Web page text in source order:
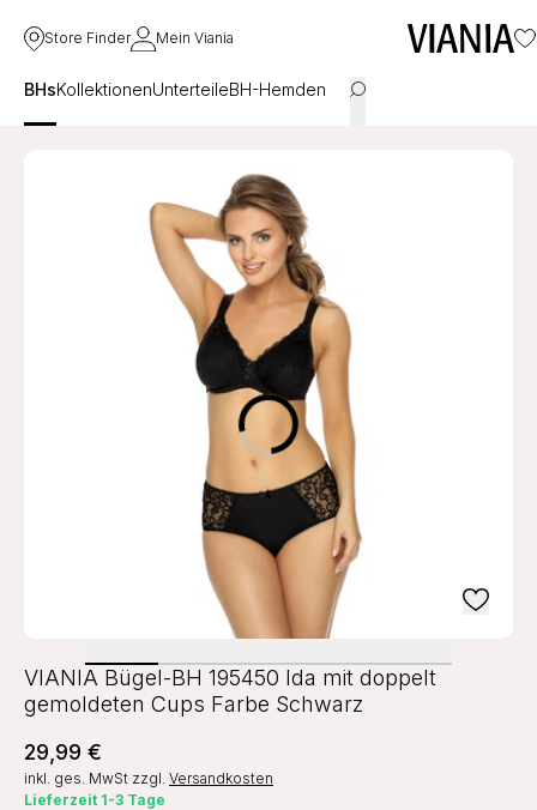
Store Finder Mein Viania
BHsKollektionenUnterteileBH-Hemden
VIANIA Bügel-BH 195450 Ida mit doppelt
gemoldeten Cups Farbe Schwarz
29,99 €
inkl. ges. MwSt zzgl. Versandkosten
Lieferzeit 1-3 Tage